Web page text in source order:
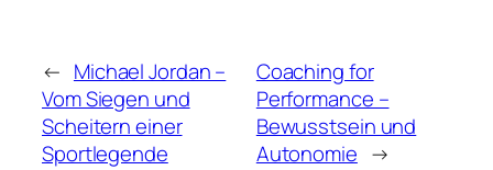
← Michael Jordan –
Vom Siegen und
Scheitern einer
Sportlegende
Coaching for
Performance –
Bewusstsein und
Autonomie →